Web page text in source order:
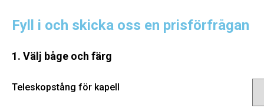
Fyll i och skicka oss en prisförfrågan
1. Välj båge och färg
Teleskopstång för kapell